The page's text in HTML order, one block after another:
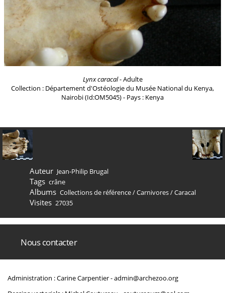
Lynx caracal- Adulte
Collection : Département d'Ostéologie du Musée National du Kenya,
Nairobi (Id:OM5045) - Pays : Kenya
Auteur Jean-Philip Brugal
Tags crâne
Albums Collections de référence/Carnivores/Caracal
Visites 27035
Nous contacter
Administration : Carine Carpentier -admin@archezoo.org